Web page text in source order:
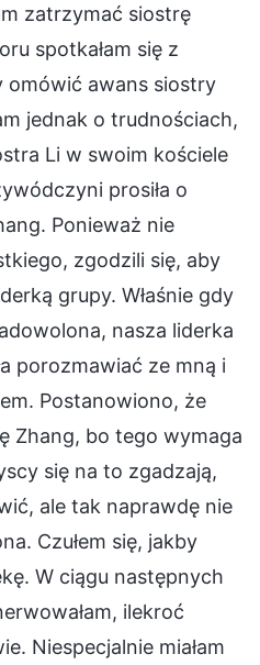
zatrzymać siostrę
spotkałam się z
omówić awans siostry
jednak o trudnościach,
Li w swoim kościele
prosiła o
Ponieważ nie
zgodzili się, aby
grupy. Właśnie gdy
nasza liderka
porozmawiać ze mną i
Postanowiono, że
Zhang, bo tego wymaga
się na to zgadzają,
ale tak naprawdę nie
Czułem się, jakby
W ciągu następnych
ilekroć
Niespecjalnie miałam